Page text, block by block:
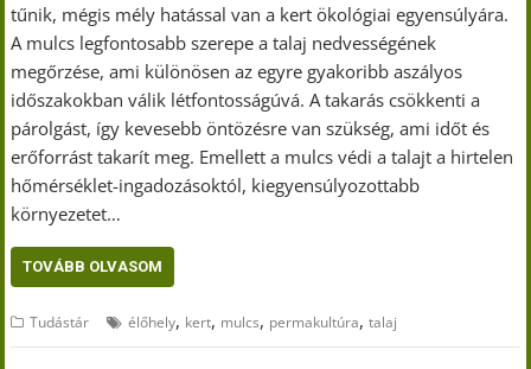
tűnik, mégis mély hatással van a kert ökológiai egyensúlyára.
A mulcs legfontosabb szerepe a talaj nedvességének
megőrzése, ami különösen az egyre gyakoribb aszályos
időszakokban válik létfontosságúvá. A takarás csökkenti a
párolgást, így kevesebb öntözésre van szükség, ami időt és
erőforrást takarít meg. Emellett a mulcs védi a talajt a hirtelen
hőmérséklet-ingadozásoktól, kiegyensúlyozottabb
környezetet…
TOVÁBB OLVASOM
Tudástár élőhely, kert, mulcs, permakultúra,talaj